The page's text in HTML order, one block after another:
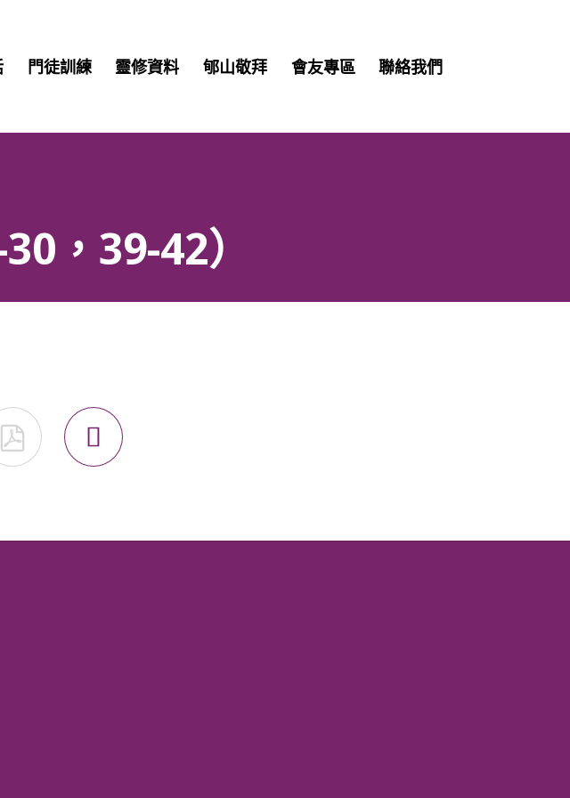
門徒訓練 靈修資料 郇山敬拜 會友專區 聯絡我們
，39-42）
 